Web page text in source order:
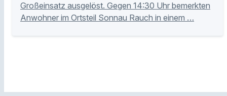
Großeinsatz ausgelöst. Gegen 14:30 Uhr bemerkten
Anwohner im Ortsteil Sonnau Rauch in einem …